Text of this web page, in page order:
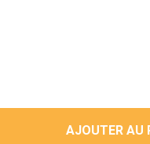
AJOUTER AU